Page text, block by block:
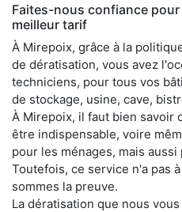
Faites-nous confiance
meilleur tarif
À Mirepoix, grâce à la
de dératisation, vous avez
techniciens, pour tous vos
de stockage, usine, cave,
À Mirepoix, il faut bien savoir
être indispensable, voire
pour les ménages, mais
Toutefois, ce service n'a pas
sommes la preuve.
La dératisation que nous